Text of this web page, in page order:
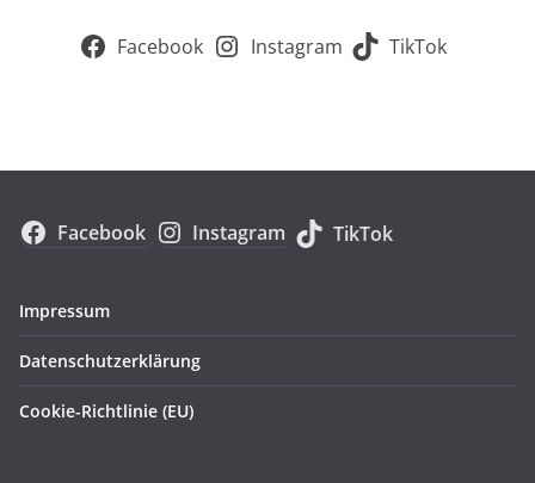
Facebook Instagram TikTok
Facebook Instagram TikTok
Impressum
Datenschutzerklärung
Cookie-Richtlinie (EU)